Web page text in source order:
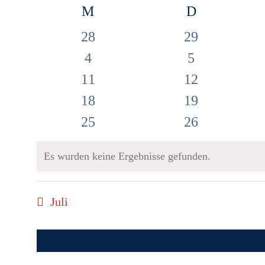
wählen.
Kalender
Veranstaltungen
M DDIENSTAG
0
Veranstaltungen
28
0
Veranstaltungen
29
0
Veranstaltungen
4
0
5
0
Veranstaltungen
11
0
Veranstaltungen
12
0
Veranstaltungen
18
0
Veranstaltungen
19
0
25
0
26
Hinweis
Es wurden keine Ergebnisse gefunden.
Juli